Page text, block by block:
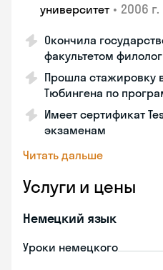
университет • 2006 г.
Окончила
факультетом
Прошла стажировку
Тюбингена по
Имеет сертификат
экзаменам
Читать дальше
Услуги и цены
Немецкий язык
Уроки немецкого